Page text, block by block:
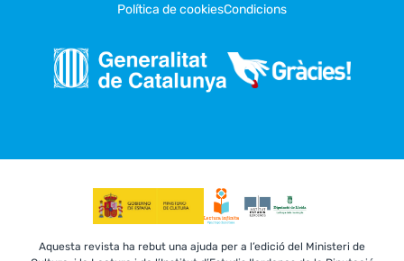
Política de cookiesCondicions
Aquesta revista ha rebut una ajuda per a l’edició del Ministeri de